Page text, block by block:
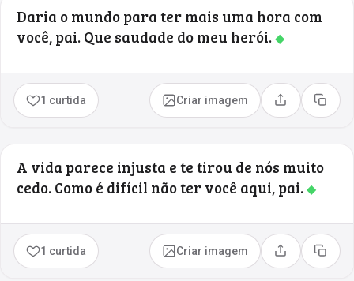
Daria o mundo para ter mais uma hora com
você, pai. Que saudade do meu herói.◆
1 curtida Criar imagem Compartilhar
Copiar
A vida parece injusta e te tirou de nós muito
cedo. Como é difícil não ter você aqui, pai.◆
1 curtida Criar imagem Compartilhar
Copiar